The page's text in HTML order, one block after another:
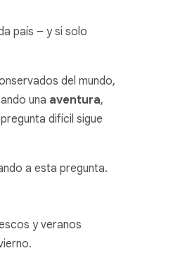
país – y si solo
del mundo,
una aventura,
difícil sigue
a esta pregunta.
y veranos